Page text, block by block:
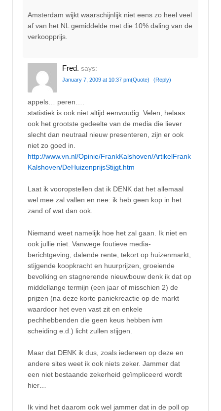
Amsterdam wijkt waarschijnlijk niet eens zo heel veel
af van het NL gemiddelde met die 10% daling van de
verkoopprijs.
Fred. says:
January 7, 2009 at 10:37 pm(Quote) (Reply)
appels… peren….
statistiek is ook niet altijd eenvoudig. Velen, helaas
ook het grootste gedeelte van de media die liever
slecht dan neutraal nieuw presenteren, zijn er ook
niet zo goed in.
http://www.vn.nl/Opinie/FrankKalshoven/ArtikelFrank
Kalshoven/DeHuizenprijsStijgt.htm
Laat ik vooropstellen dat ik DENK dat het allemaal
wel mee zal vallen en nee: ik heb geen kop in het
zand of wat dan ook.
Niemand weet namelijk hoe het zal gaan. Ik niet en
ook jullie niet. Vanwege foutieve media-
berichtgeving, dalende rente, tekort op huizenmarkt,
stijgende koopkracht en huurprijzen, groeiende
bevolking en stagnerende nieuwbouw denk ik dat op
middellange termijn (een jaar of misschien 2) de
prijzen (na deze korte paniekreactie op de markt
waardoor het even vast zit en enkele
pechhebbenden die geen keus hebben ivm
scheiding e.d.) licht zullen stijgen.
Maar dat DENK ik dus, zoals iedereen op deze en
andere sites weet ik ook niets zeker. Jammer dat
een niet bestaande zekerheid geïmpliceerd wordt
hier…
Ik vind het daarom ook wel jammer dat in de poll op